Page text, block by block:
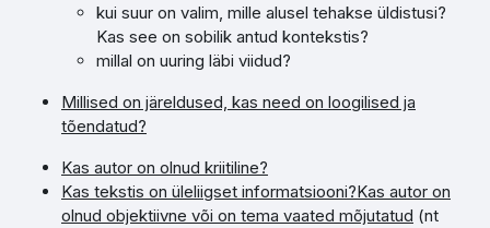
kui suur on valim, mille alusel tehakse üldistusi?
Kas see on sobilik antud kontekstis?
millal on uuring läbi viidud?
Millised on järeldused, kas need on loogilised ja
tõendatud?
Kas autor on olnud kriitiline?
Kas tekstis on üleliigset informatsiooni?Kas autor on
olnud objektiivne või on tema vaated mõjutatud (nt